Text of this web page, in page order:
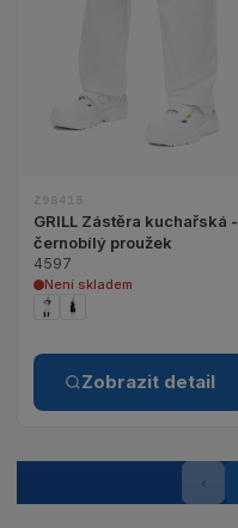
Z98415
GRILL Zástěra kuchařská -
černobílý proužek
4597
Není skladem
Zobrazit detail
‹